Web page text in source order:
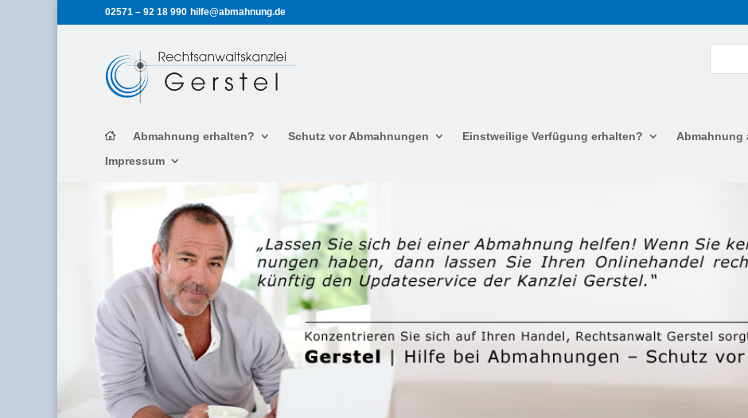
02571 – 92 18 990 hilfe@abmahnung.de
Abmahnung erhalten? Schutz vor Abmahnungen Einstweilige Verfügung erhalten? Abmahnung
Impressum